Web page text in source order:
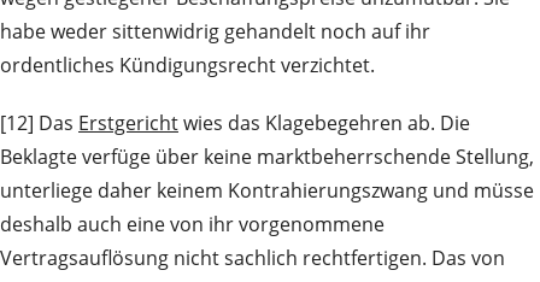
habe weder sittenwidrig gehandelt noch auf ihr
ordentliches Kündigungsrecht verzichtet.
[12] Das Erstgerichtwies das Klagebegehren ab. Die
Beklagte verfüge über keine marktbeherrschende Stellung,
unterliege daher keinem Kontrahierungszwang und müsse
deshalb auch eine von ihr vorgenommene
Vertragsauflösung nicht sachlich rechtfertigen. Das von